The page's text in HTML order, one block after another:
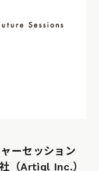
ーセッション
（Artiql Inc.）